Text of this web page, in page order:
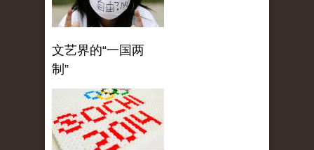
文艺界的“一国两
制”